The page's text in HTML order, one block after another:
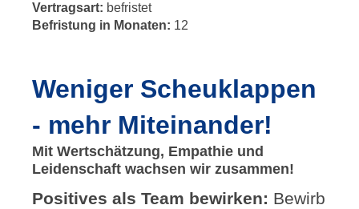
Vertragsart: befristet
Befristung in Monaten: 12
Weniger Scheuklappen
- mehr Miteinander!
Mit Wertschätzung, Empathie und
Leidenschaft wachsen wir zusammen!
Positives als Team bewirken: Bewirb